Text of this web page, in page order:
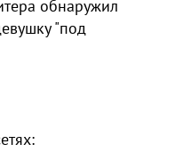
обнаружил
"под